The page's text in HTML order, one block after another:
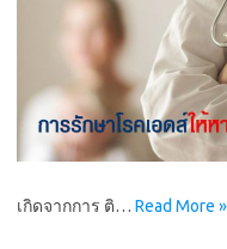
เกิดจากการ ติ… Read More »